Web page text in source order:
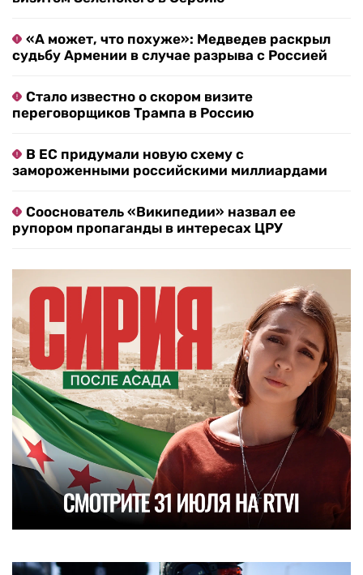
«А может, что похуже»: Медведев раскрыл
судьбу Армении в случае разрыва с Россией
Стало известно о скором визите
переговорщиков Трампа в Россию
В ЕС придумали новую схему с
замороженными российскими миллиардами
Сооснователь «Википедии» назвал ее
рупором пропаганды в интересах ЦРУ